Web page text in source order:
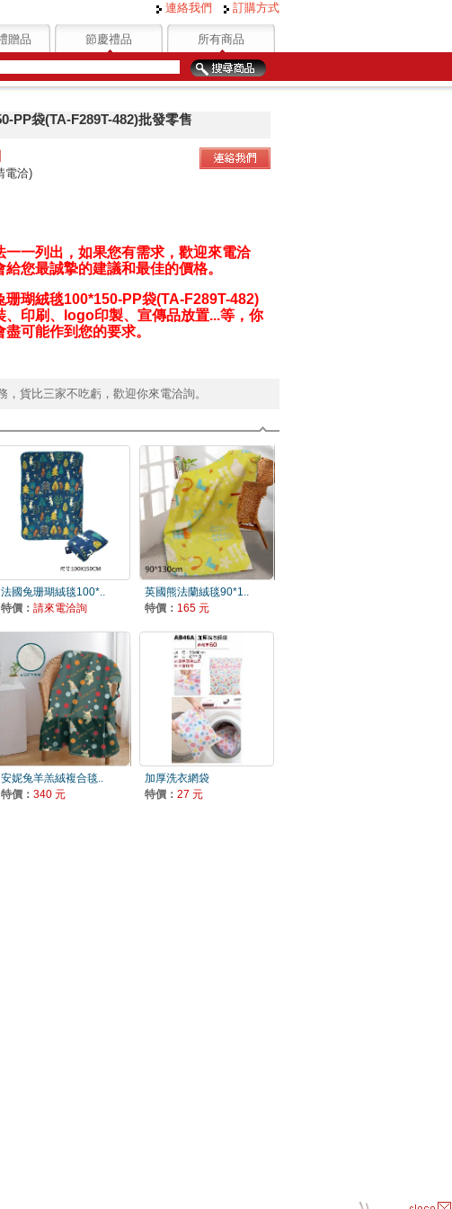
連絡我們 訂購方式
所有商品
節慶禮品
贈品
PP袋(TA-F289T-482)批發零售
電洽)
一一列出，如果您有需求，歡迎來電洽
您最誠摯的建議和最佳的價格。
珊瑚絨毯100*150-PP袋(TA-F289T-482)
、印刷、logo印製、宣傳品放置...等，你
可能作到您的要求。
貨比三家不吃虧，歡迎你來電洽詢。
法國兔珊瑚絨毯100*..
特價： 請來電洽詢
英國熊法蘭絨毯90*1..
特價： 165 元
安妮兔羊羔絨複合毯..
特價： 340 元
加厚洗衣網袋
特價： 27 元